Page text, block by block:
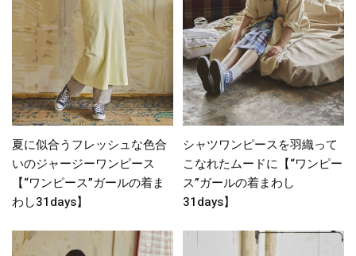
夏に似合うフレッシュな色合
いのジャージーワンピース
【“ワンピース”ガールの着ま
わし31days】
シャツワンピースを羽織って
こなれたムードに【“ワンピー
ス”ガールの着まわし
31days】